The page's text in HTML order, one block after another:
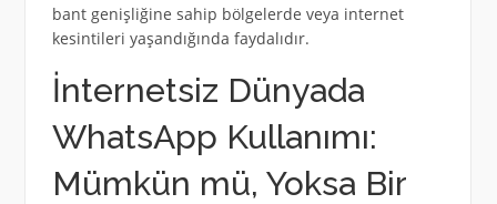
bant genişliğine sahip bölgelerde veya internet
kesintileri yaşandığında faydalıdır.
İnternetsiz Dünyada
WhatsApp Kullanımı:
Mümkün mü, Yoksa Bir